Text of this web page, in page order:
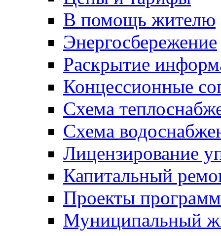
В помощь жителю
Энергосбережение
Раскрытие
Концессионные
Схема
Схема
Лицензирование
Капитальный
Проекты программ
Муниципальный